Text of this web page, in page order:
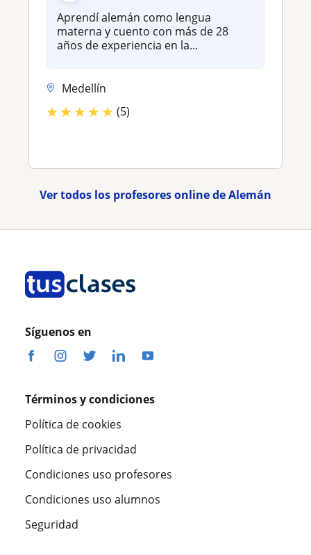
Aprendí alemán como lengua
materna y cuento con más de 28
años de experiencia en la...
Medellín
★★★★★ (5)
Ver todos los profesores online de Alemán
Síguenos en
Términos y condiciones
Política de cookies
Política de privacidad
Condiciones uso profesores
Condiciones uso alumnos
Seguridad